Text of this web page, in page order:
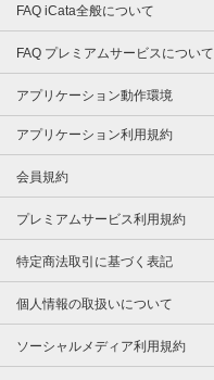
FAQ iCata全般について
FAQ プレミアムサービスについて
アプリケーション動作環境
アプリケーション利用規約
会員規約
プレミアムサービス利用規約
特定商法取引に基づく表記
個人情報の取扱いについて
ソーシャルメディア利用規約